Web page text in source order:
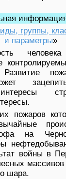
группы,
и параметры»
интересы
пожаров
на
войны в
шара.